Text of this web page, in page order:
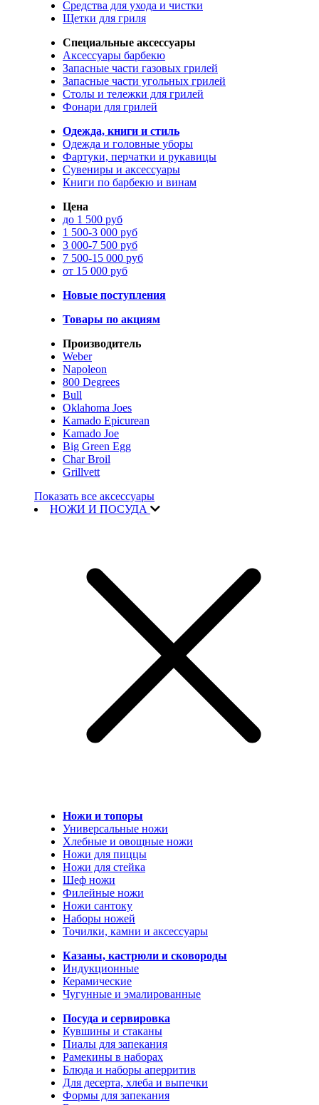
Средства для ухода и чистки
Щетки для гриля
Специальные аксессуары
Аксессуары барбекю
Запасные части газовых грилей
Запасные части угольных грилей
Столы и тележки для грилей
Фонари для грилей
Одежда, книги и стиль
Одежда и головные уборы
Фартуки, перчатки и рукавицы
Сувениры и аксессуары
Книги по барбекю и винам
Цена
до 1 500 руб
1 500-3 000 руб
3 000-7 500 руб
7 500-15 000 руб
от 15 000 руб
Новые поступления
Товары по акциям
Производитель
Weber
Napoleon
800 Degrees
Bull
Oklahoma Joes
Kamado Epicurean
Kamado Joe
Big Green Egg
Char Broil
Grillvett
Показать все аксессуары
НОЖИ И ПОСУДА
Ножи и топоры
Универсальные ножи
Хлебные и овощные ножи
Ножи для пиццы
Ножи для стейка
Шеф ножи
Филейные ножи
Ножи сантоку
Наборы ножей
Точилки, камни и аксессуары
Казаны, кастрюли и сковороды
Индукционные
Керамические
Чугунные и эмалированные
Посуда и сервировка
Кувшины и стаканы
Пиалы для запекания
Рамекины в наборах
Блюда и наборы аперритив
Для десерта, хлеба и выпечки
Формы для запекания